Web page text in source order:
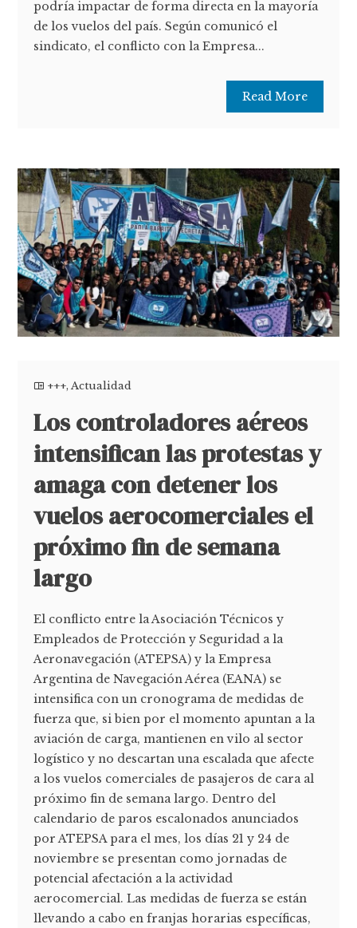
podría impactar de forma directa en la mayoría
de los vuelos del país. Según comunicó el
sindicato, el conflicto con la Empresa...
Read More
+++,Actualidad
Los controladores aéreos
intensifican las protestas y
amaga con detener los
vuelos aerocomerciales el
próximo fin de semana
largo
El conflicto entre la Asociación Técnicos y
Empleados de Protección y Seguridad a la
Aeronavegación (ATEPSA) y la Empresa
Argentina de Navegación Aérea (EANA) se
intensifica con un cronograma de medidas de
fuerza que, si bien por el momento apuntan a la
aviación de carga, mantienen en vilo al sector
logístico y no descartan una escalada que afecte
a los vuelos comerciales de pasajeros de cara al
próximo fin de semana largo. Dentro del
calendario de paros escalonados anunciados
por ATEPSA para el mes, los días 21 y 24 de
noviembre se presentan como jornadas de
potencial afectación a la actividad
aerocomercial. Las medidas de fuerza se están
llevando a cabo en franjas horarias específicas,